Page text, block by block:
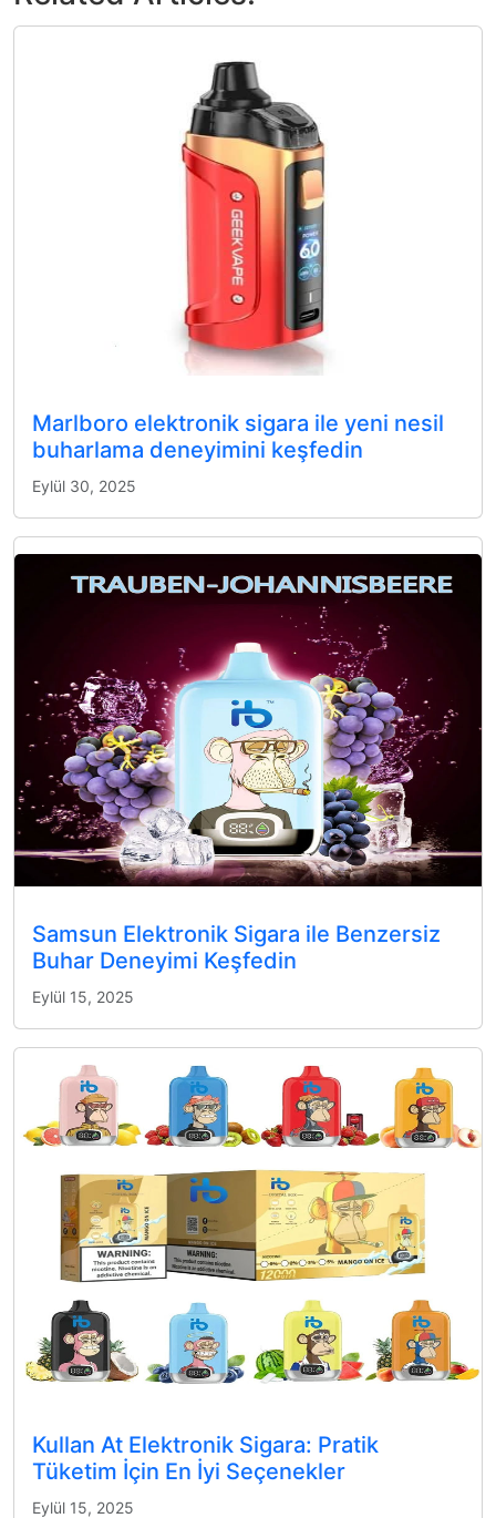
Marlboro elektronik sigara ile yeni nesil
buharlama deneyimini keşfedin
Eylül 30, 2025
Samsun Elektronik Sigara ile Benzersiz
Buhar Deneyimi Keşfedin
Eylül 15, 2025
Kullan At Elektronik Sigara: Pratik
Tüketim İçin En İyi Seçenekler
Eylül 15, 2025